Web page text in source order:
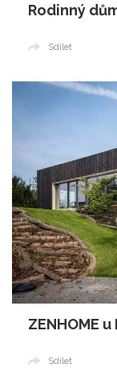
Rodinný
Sdílet
ZENHOME u
Sdílet